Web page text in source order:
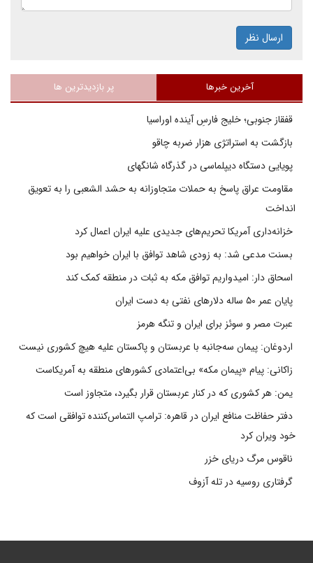
ارسال نظر
آخرین خبرها پر بازدیدترین ها
قفقاز جنوبی؛ خلیج فارسِ آینده اوراسیا
بازگشت به استراتژی هزار ضربه چاقو
پویایی دستگاه دیپلماسی در گذرگاه شانگهای
مقاومت عراق پاسخ به حملات متجاوزانه به حشد الشعبی را به تعویق
انداخت
خزانه‌داری آمریکا تحریم‌های جدیدی علیه ایران اعمال کرد
بسنت مدعی شد: به زودی شاهد توافق با ایران خواهیم بود
اسحاق دار: امیدواریم توافق مکه به ثبات در منطقه کمک کند
پایان عمر ۵۰ ساله دلارهای نفتی به دست ایران
عبرت مصر و سوئز برای ایران و تنگه هرمز
اردوغان: پیمان سه‌جانبه با عربستان و پاکستان علیه هیچ کشوری نیست
زاکانی: پیام «پیمان مکه» بی‌اعتمادی کشورهای منطقه به آمریکاست
یمن: هر کشوری که در کنار عربستان قرار بگیرد، متجاوز است
دفتر حفاظت منافع ایران در قاهره: ترامپ التماس‌کننده توافقی است که
خود ویران کرد
ناقوس مرگ دریای خزر
گرفتاری روسیه در تله آزوف